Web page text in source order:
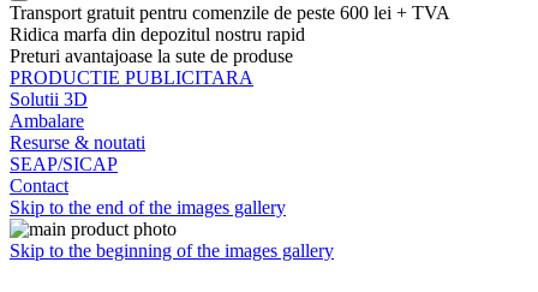
Transport gratuit pentru comenzile de peste 600 lei + TVA
Ridica marfa din depozitul nostru rapid
Preturi avantajoase la sute de produse
PRODUCTIE PUBLICITARA
Solutii 3D
Ambalare
Resurse & noutati
SEAP/SICAP
Contact
Skip to the end of the images gallery
Skip to the beginning of the images gallery